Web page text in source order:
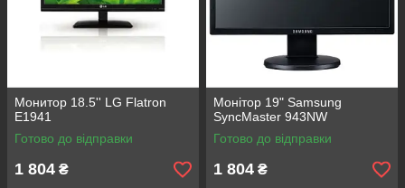
Монитор 18.5'' LG Flatron
E1941
Готово до відправки
1 804 ₴
Монітор 19" Samsung
SyncMaster 943NW
Готово до відправки
1 804 ₴